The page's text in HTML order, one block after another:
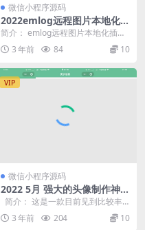
微信小程序源码
2022emlog远程图片本地化插
件 支持Emlog Pro版本
简介： emlog远程图片本地化插件
支持Emlog Pro版本。此插件会把
文章...3 年前 84 10
VIP
微信小程序源码
2022 5月 强大的头像制作神器
支持外卖CPS优惠劵小程序源
码
简介： 这是一款目前见到比较丰
富的头像制作小程序 拥有丰富的模
板,...3 年前 204 10